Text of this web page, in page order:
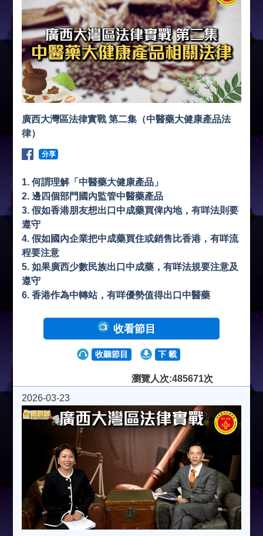
廣西大灣區法律實戰 第二集（中醫藥大健康產品法
律）
分享
1. 何謂理解「中醫藥大健康產品」
2. 邊四個部門國內監管中醫藥產品
3. 假如香港朋友想出口中成藥買俾內地，有咩法則要
遵守
4. 假如國內企業把中成藥買住或銷售比香港，有咩流
程要注意
5. 如果廣西少數民族出口中成藥，有咩法規要注意及
遵守
6. 香港作為中轉站，有咩優勢值得出口中醫藥
收看節目
收聽節目 下 載
瀏覽人次:485671次
2026-03-23